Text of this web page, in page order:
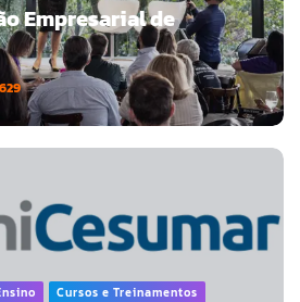
Empresarial de
Cursos e Treinamentos